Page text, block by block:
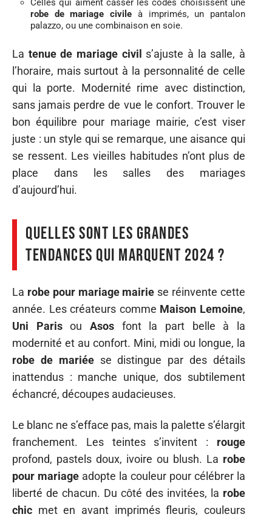
Celles qui aiment casser les codes choisissent une
robe de mariage civile à imprimés, un pantalon
palazzo, ou une combinaison en soie.
La tenue de mariage civil s’ajuste à la salle, à
l’horaire, mais surtout à la personnalité de celle
qui la porte. Modernité rime avec distinction,
sans jamais perdre de vue le confort. Trouver le
bon équilibre pour mariage mairie, c’est viser
juste : un style qui se remarque, une aisance qui
se ressent. Les vieilles habitudes n’ont plus de
place dans les salles des mariages
d’aujourd’hui.
Quelles sont les grandes
tendances qui marquent 2024 ?
La robe pour mariage mairie se réinvente cette
année. Les créateurs comme Maison Lemoine,
Uni ParisouAsos font la part belle à la
modernité et au confort. Mini, midi ou longue, la
robe de mariéese distingue par des détails
inattendus : manche unique, dos subtilement
échancré, découpes audacieuses.
Le blanc ne s’efface pas, mais la palette s’élargit
franchement. Les teintes s’invitent : rouge
profond, pastels doux, ivoire ou blush. La robe
pour mariage adopte la couleur pour célébrer la
liberté de chacun. Du côté des invitées, la robe
chic met en avant imprimés fleuris, couleurs